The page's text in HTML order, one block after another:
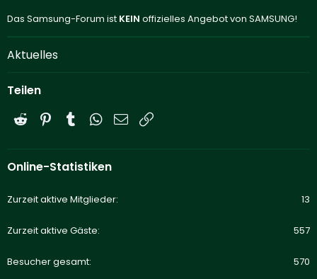
Das Samsung-Forum ist KEIN offizielles Angebot von SAMSUNG!
Aktuelles
Teilen
Reddit PinterestTumblrWhatsApp
E-Mail
Online-Statistiken
Zurzeit aktive Mitglieder 13
Zurzeit aktive Gäste 557
Besucher gesamt 570